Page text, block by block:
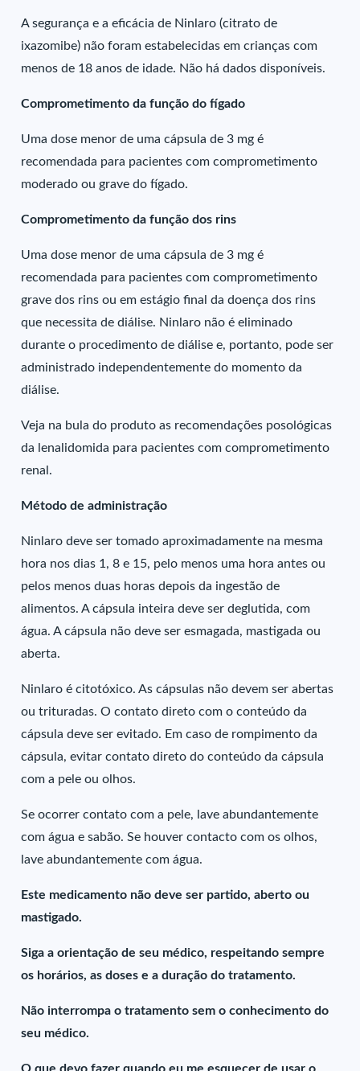
A segurança e a eficácia de Ninlaro (citrato de
ixazomibe) não foram estabelecidas em crianças com
menos de 18 anos de idade. Não há dados disponíveis.
Comprometimento da função do fígado
Uma dose menor de uma cápsula de 3 mg é
recomendada para pacientes com comprometimento
moderado ou grave do fígado.
Comprometimento da função dos rins
Uma dose menor de uma cápsula de 3 mg é
recomendada para pacientes com comprometimento
grave dos rins ou em estágio final da doença dos rins
que necessita de diálise. Ninlaro não é eliminado
durante o procedimento de diálise e, portanto, pode ser
administrado independentemente do momento da
diálise.
Veja na bula do produto as recomendações posológicas
da lenalidomida para pacientes com comprometimento
renal.
Método de administração
Ninlaro deve ser tomado aproximadamente na mesma
hora nos dias 1, 8 e 15, pelo menos uma hora antes ou
pelos menos duas horas depois da ingestão de
alimentos. A cápsula inteira deve ser deglutida, com
água. A cápsula não deve ser esmagada, mastigada ou
aberta.
Ninlaro é citotóxico. As cápsulas não devem ser abertas
ou trituradas. O contato direto com o conteúdo da
cápsula deve ser evitado. Em caso de rompimento da
cápsula, evitar contato direto do conteúdo da cápsula
com a pele ou olhos.
Se ocorrer contato com a pele, lave abundantemente
com água e sabão. Se houver contacto com os olhos,
lave abundantemente com água.
Este medicamento não deve ser partido, aberto ou
mastigado.
Siga a orientação de seu médico, respeitando sempre
os horários, as doses e a duração do tratamento.
Não interrompa o tratamento sem o conhecimento do
seu médico.